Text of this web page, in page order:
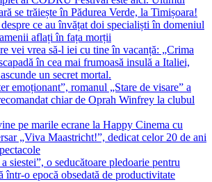
se trăiește în Pădurea Verde, la Timișoara!
ce au învățat doi specialiști în domeniul
aflați în fața morții
vei vrea să-l iei cu tine în vacanță: „Crima
în cea mai frumoasă insulă a Italiei,
un secret mortal.
emoționant”, romanul „Stare de visare” a
chiar de Oprah Winfrey la clubul
pe marile ecrane la Happy Cinema cu
„Viva Maastricht!”, dedicat celor 20 de ani
siestei”, o seducătoare pledoarie pentru
într-o epocă obsedată de productivitate